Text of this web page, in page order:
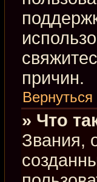
причин.
» Что
Звания,